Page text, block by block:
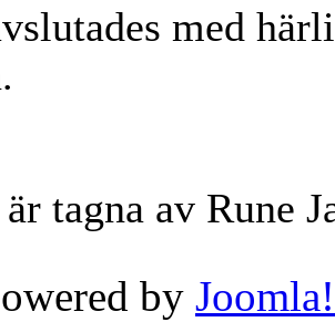
med
tagna av Rune
by Joomla!